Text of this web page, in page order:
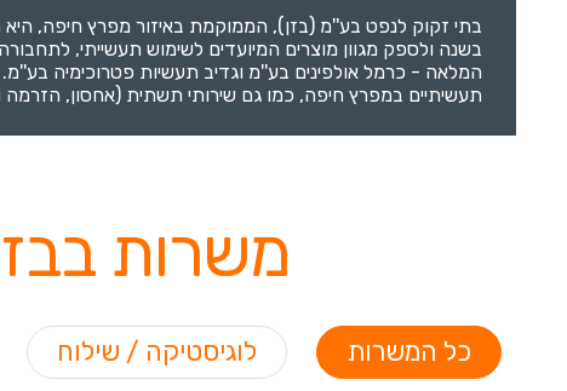
בשנה ולספק מגוון מוצרים המיועדים לשימוש תעשייתי,
המלאה - כרמל אולפינים בע''מ וגדיב תעשיות פטרוכימיה
תעשיתיים במפרץ חיפה, כמו גם שירותי תשתית (אחסון, הזרמה
משרות
לוגיסטיקה / שילוח כל המשרות